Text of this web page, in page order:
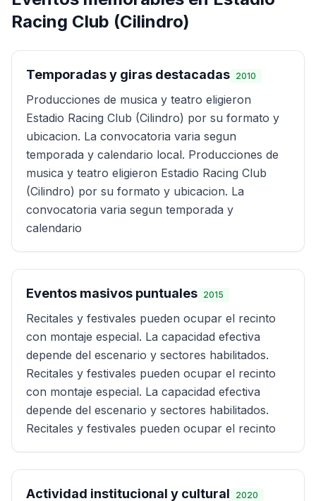
Racing Club (Cilindro)
Temporadas y giras destacadas 2010
Producciones de musica y teatro eligieron
Estadio Racing Club (Cilindro) por su formato y
ubicacion. La convocatoria varia segun
temporada y calendario local. Producciones de
musica y teatro eligieron Estadio Racing Club
(Cilindro) por su formato y ubicacion. La
convocatoria varia segun temporada y
calendario
Eventos masivos puntuales 2015
Recitales y festivales pueden ocupar el recinto
con montaje especial. La capacidad efectiva
depende del escenario y sectores habilitados.
Recitales y festivales pueden ocupar el recinto
con montaje especial. La capacidad efectiva
depende del escenario y sectores habilitados.
Recitales y festivales pueden ocupar el recinto
Actividad institucional y cultural 2020